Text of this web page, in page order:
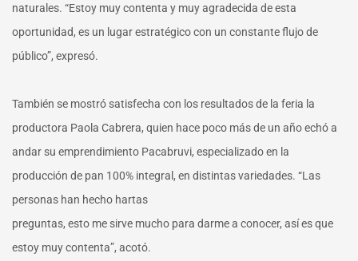
naturales. “Estoy muy contenta y muy agradecida de esta
oportunidad, es un lugar estratégico con un constante flujo de
público”, expresó.
También se mostró satisfecha con los resultados de la feria la
productora Paola Cabrera, quien hace poco más de un año echó a
andar su emprendimiento Pacabruvi, especializado en la
producción de pan 100% integral, en distintas variedades. “Las
personas han hecho hartas
preguntas, esto me sirve mucho para darme a conocer, así es que
estoy muy contenta”, acotó.